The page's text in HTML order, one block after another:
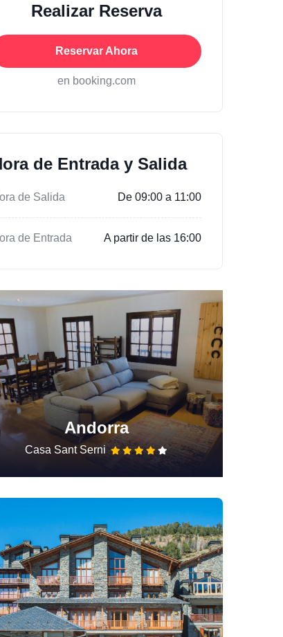
Realizar Reserva
Reservar Ahora
en booking.com
de Entrada y Salida
de Salida De 09:00 a 11:00
de Entrada A partir de las 16:00
Andorra
Casa Sant Serni